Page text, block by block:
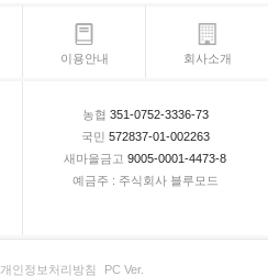
이용안내 회사소개
농협 351-0752-3336-73
국민 572837-01-002263
새마을금고 9005-0001-4473-8
예금주 : 주식회사 블루모드
개인정보처리방침 PC Ver.